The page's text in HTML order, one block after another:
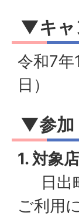
▼キャ
令和7年
日）
▼参加
1. 対象
日出
ご利用